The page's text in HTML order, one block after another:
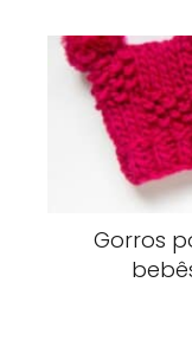
Gorros